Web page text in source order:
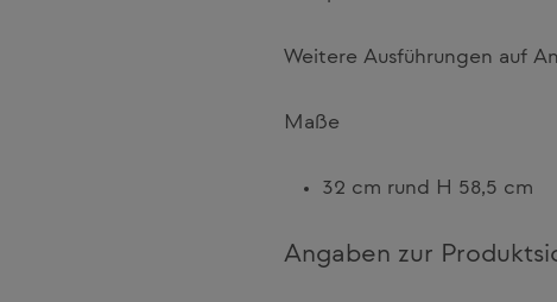
Weitere Ausführungen auf
Maße
32 cm rund H 58,5 cm
Angaben zur